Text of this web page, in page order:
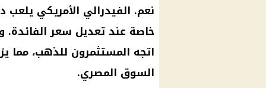
نعم. الفيدرالي الأمريكي
خاصة عند تعديل سعر الفائدة.
اتجه المستثمرون للذهب، مما
السوق المصري.